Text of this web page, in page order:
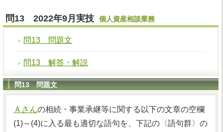
問13 2022年9月実技 個人資産相談業務
問13 問題文
問13 解答・解説
問13 問題文
Ａさんの相続・事業承継等に関する以下の文章の空欄
(1)～(4)に入る最も適切な語句を、下記の〈語句群〉の